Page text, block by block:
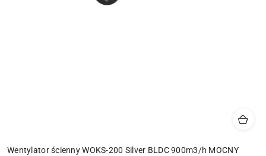
Wentylator ścienny WOKS-200 Silver BLDC 900m3/h MOCNY